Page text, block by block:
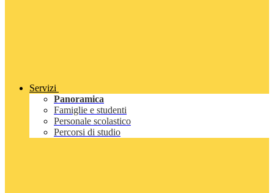
Servizi
Panoramica
Famiglie e studenti
Personale scolastico
Percorsi di studio